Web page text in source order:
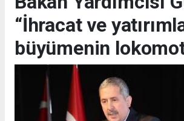
“İhracat ve
büyümenin